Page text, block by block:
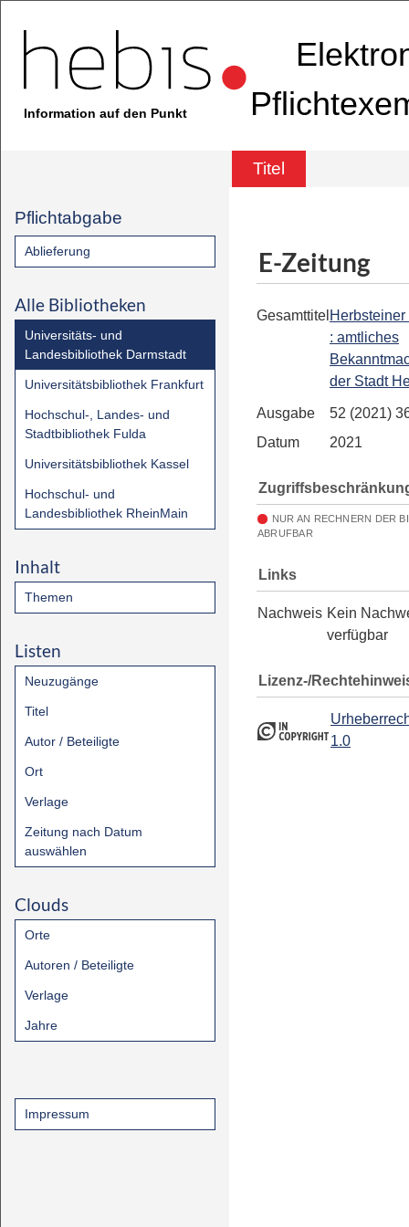
Information auf den Punkt
Titel
Pflichtabgabe
Ablieferung
Alle Bibliotheken
Universitäts- und
Landesbibliothek Darmstadt
Universitätsbibliothek Frankfurt
Hochschul-, Landes- und
Stadtbibliothek Fulda
Universitätsbibliothek Kassel
Hochschul- und
Landesbibliothek RheinMain
Inhalt
Themen
Listen
Neuzugänge
Titel
Autor / Beteiligte
Ort
Verlage
Zeitung nach Datum
auswählen
Clouds
Orte
Autoren / Beteiligte
Verlage
Jahre
Impressum
E-Zeitung
Gesamttitel
: amtliches
der Stadt
Ausgabe
52 (2021)
Datum
2021
NUR AN RECHNERN DER
ABRUFBAR
Links
Nachweis Kein
verfügbar
Lizenz-/
1.0